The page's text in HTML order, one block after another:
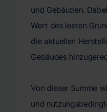
und Gebäuden.
Wert des leeren
die aktuellen
Gebäudes
Von dieser Summe
und